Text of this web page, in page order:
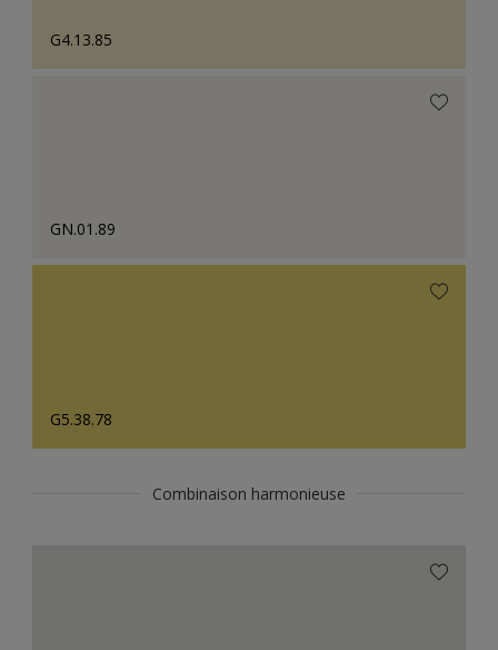
G4.13.85
GN.01.89
G5.38.78
Combinaison harmonieuse